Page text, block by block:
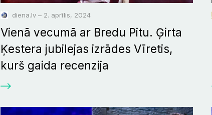
diena.lv – 2. aprīlis, 2024
Vienā vecumā ar Bredu Pitu. Ģirta
Ķestera jubilejas izrādes Vīretis,
kurš gaida recenzija